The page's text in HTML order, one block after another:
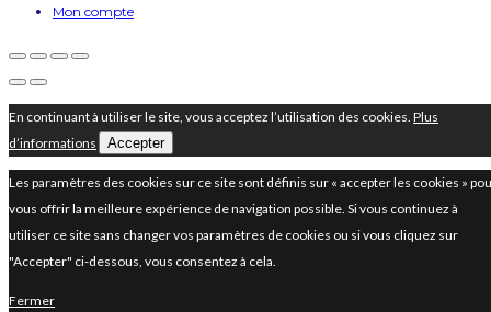
Mon compte
En continuant à utiliser le site, vous acceptez l’utilisation des cookies. Plus
d’informations
Accepter
Les paramètres des cookies sur ce site sont définis sur « accepter les cookies »
vous offrir la meilleure expérience de navigation possible. Si vous continuez à
utiliser ce site sans changer vos paramètres de cookies ou si vous cliquez sur
"Accepter" ci-dessous, vous consentez à cela.
Fermer